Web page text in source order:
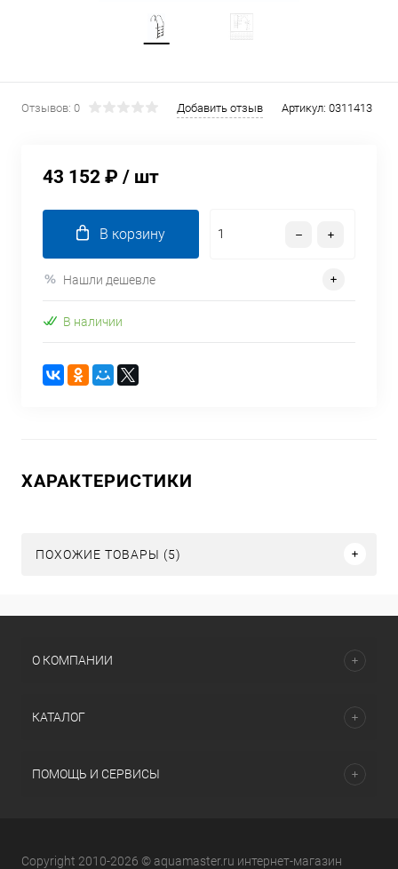
Отзывов: 0 Добавить отзыв Артикул: 0311413
43 152 ₽ / шт
В корзину
Нашли дешевле
В наличии
ХАРАКТЕРИСТИКИ
ПОХОЖИЕ ТОВАРЫ (5)
О КОМПАНИИ
КАТАЛОГ
ПОМОЩЬ И СЕРВИСЫ
Copyright 2010-2026 © aquamaster.ru интернет-магазин